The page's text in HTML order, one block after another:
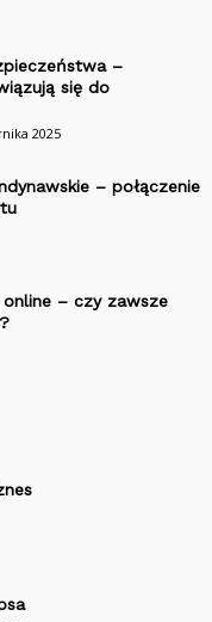
–
się do
2025
– połączenie
online – czy zawsze